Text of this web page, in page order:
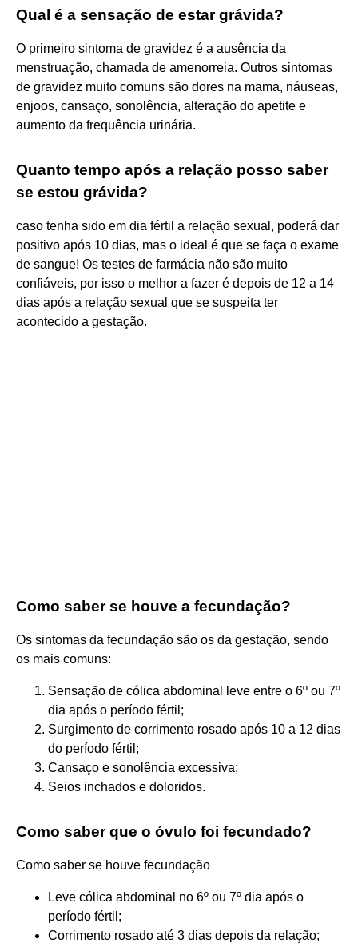
Qual é a sensação de estar grávida?
O primeiro sintoma de gravidez é a ausência da
menstruação, chamada de amenorreia. Outros sintomas
de gravidez muito comuns são dores na mama, náuseas,
enjoos, cansaço, sonolência, alteração do apetite e
aumento da frequência urinária.
Quanto tempo após a relação posso saber
se estou grávida?
caso tenha sido em dia fértil a relação sexual, poderá dar
positivo após 10 dias, mas o ideal é que se faça o exame
de sangue! Os testes de farmácia não são muito
confiáveis, por isso o melhor a fazer é depois de 12 a 14
dias após a relação sexual que se suspeita ter
acontecido a gestação.
Como saber se houve a fecundação?
Os sintomas da fecundação são os da gestação, sendo
os mais comuns:
Sensação de cólica abdominal leve entre o 6º ou 7º
dia após o período fértil;
Surgimento de corrimento rosado após 10 a 12 dias
do período fértil;
Cansaço e sonolência excessiva;
Seios inchados e doloridos.
Como saber que o óvulo foi fecundado?
Como saber se houve fecundação
Leve cólica abdominal no 6º ou 7º dia após o
período fértil;
Corrimento rosado até 3 dias depois da relação;